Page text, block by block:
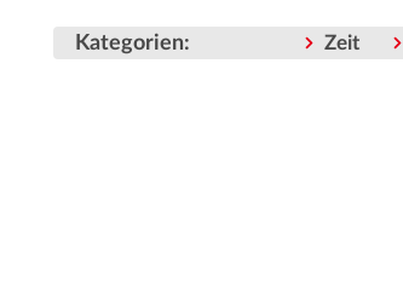
Kategorien: Zeit